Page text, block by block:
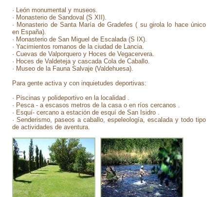
· León monumental y museos.
· Monasterio de Sandoval (S XII).
· Monasterio de Santa María de Gradefes ( su girola lo hace único
en España).
· Monasterio de San Miguel de Escalada (S IX).
· Yacimientos romanos de la ciudad de Lancia.
· Cuevas de Valporquero y Hoces de Vegacervera.
· Hoces de Valdeteja y cascada Cola de Caballo.
· Museo de la Fauna Salvaje (Valdehuesa).
Para gente activa y con inquietudes deportivas:
· Piscinas y polideportivo en la localidad .
· Pesca - a escasos metros de la casa o en ríos cercanos .
· Esquí- cercano a estación de esquí de San Isidro .
· Senderismo, paseos a caballo, espeleología, escalada y todo tipo
de actividades de aventura.